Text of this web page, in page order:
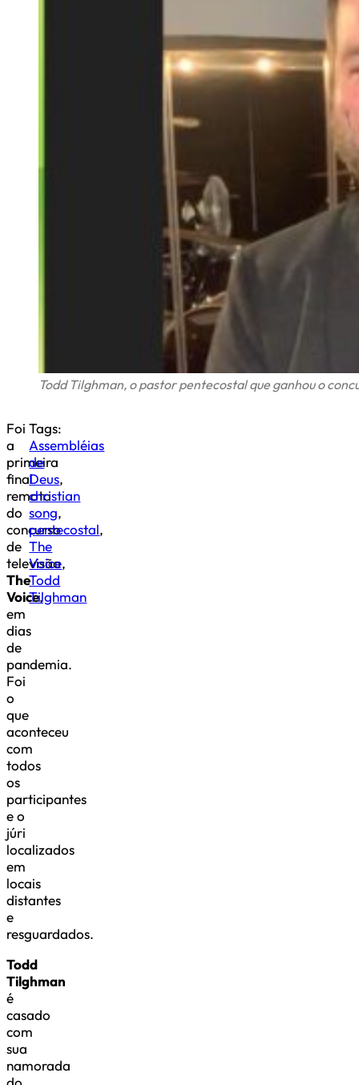
Todd Tilghman, o pastor pentecostal que ganhou o
Foi
a
primeira
final
remota
do
concurso
de
televisão
The
Voice,
em
dias
de
pandemia.
Foi
o
que
aconteceu
com
todos
os
participantes
e o
júri
localizados
em
locais
distantes
e
resguardados.
Todd
Tilghman
é
casado
com
sua
namorada
Tags:
Assembléias
de
Deus,
christian
song,
pentecostal,
The
Voice,
Todd
Tilghman